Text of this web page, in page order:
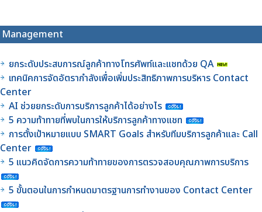
Management
ยกระดับประสบการณ์ลูกค้าทางโทรศัพท์และแชทด้วย QA
เทคนิคการจัดอัตรากำลังเพื่อเพิ่มประสิทธิภาพการบริหาร Contact
Center
AI ช่วยยกระดับการบริการลูกค้าได้อย่างไร
5 ความท้าทายที่พบในการให้บริการลูกค้าทางแชท
การตั้งเป้าหมายแบบ SMART Goals สำหรับทีมบริการลูกค้าและ Call
Center
5 แนวคิดจัดการความท้าทายของการตรวจสอบคุณภาพการบริการ
5 ขั้นตอนในการกำหนดมาตรฐานการทำงานของ Contact Center